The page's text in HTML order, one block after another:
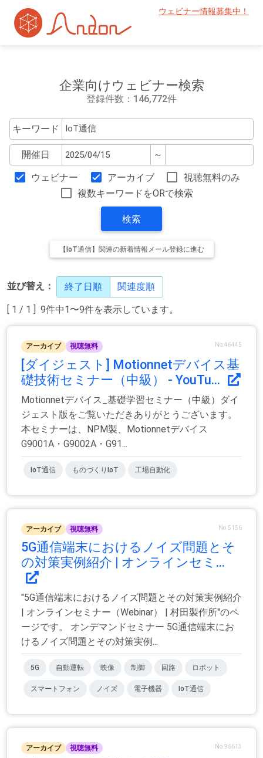
ウェビナー情報募集中！
企業向けウェビナー検索
登録件数：146,772件
キーワード
開催日 ～
ウェビナー アーカイブ
視聴無料のみ
複数キーワードをORで検索
検索
【IoT通信】関連の新着情報メール登録に進む
並び替え： 終了日順 関連度順
[ 1 / 1 ] 9件中1〜9件を表示しています。
アーカイブ 視聴無料 No.46445
[ダイジェスト] Motionnetデバイス基
礎技術セミナー（中級） - YouTu...
Motionnetデバイス_基礎学習セミナー（中級）ダイ
ジェスト版をご覧いただきありがとうございます。
本セミナーは、NPM製、Motionnetデバイス
G9001A・G9002A・G91...
IoT通信 ものづくりIoT 工場自動化
アーカイブ 視聴無料 No.5156
5G通信端末におけるノイズ問題とそ
の対策実例紹介 | オンラインセミ...
"5G通信端末におけるノイズ問題とその対策実例紹介
| オンラインセミナー（Webinar） | 村田製作所"のペ
ージです。 オンデマンドセミナー 5G通信端末にお
けるノイズ問題とその対策実例...
5G 自動運転 映像 制御 回路 ロボット
スマートフォン ノイズ 電子機器 IoT通信
アーカイブ 視聴無料 No.96613